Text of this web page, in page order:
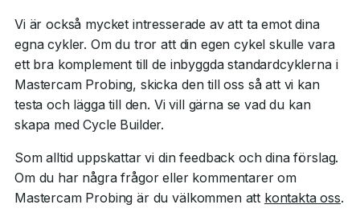
Vi är också mycket intresserade av att ta emot dina
egna cykler. Om du tror att din egen cykel skulle vara
ett bra komplement till de inbyggda standardcyklerna i
Mastercam Probing, skicka den till oss så att vi kan
testa och lägga till den. Vi vill gärna se vad du kan
skapa med Cycle Builder.
Som alltid uppskattar vi din feedback och dina förslag.
Om du har några frågor eller kommentarer om
Mastercam Probing är du välkommen att kontakta oss.